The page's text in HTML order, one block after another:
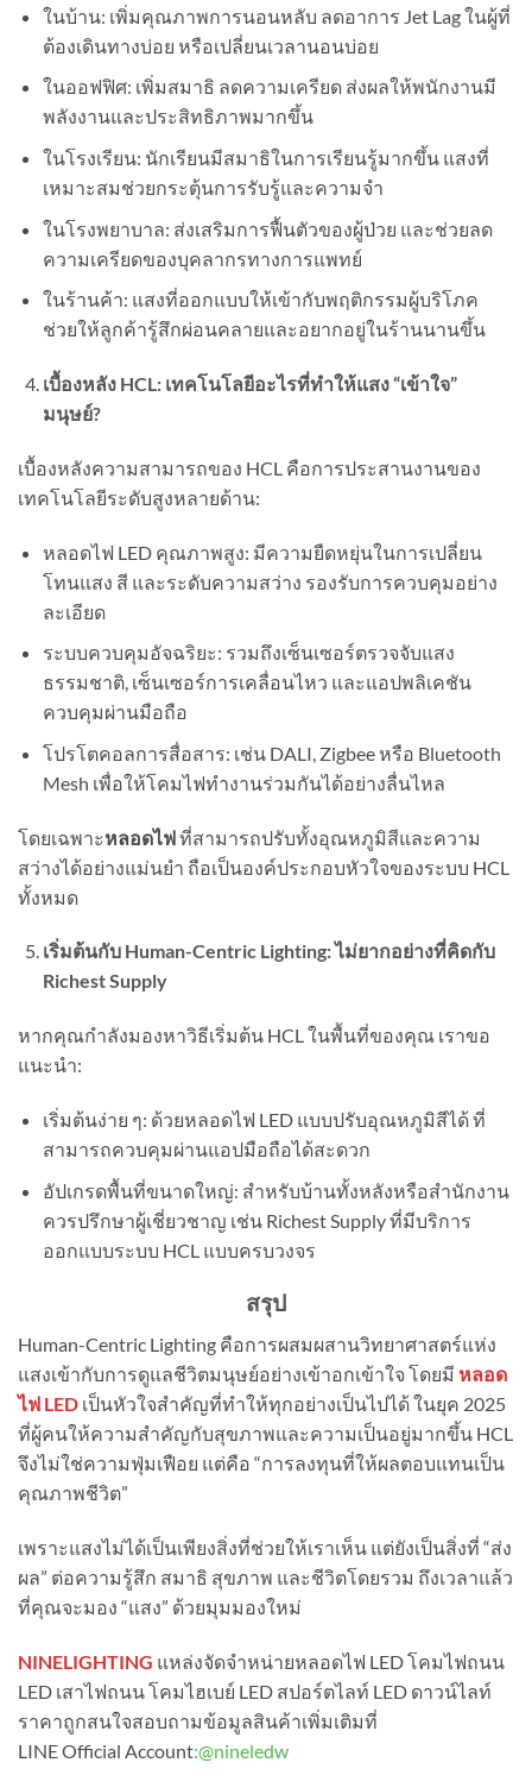
ในบ้าน: เพิ่มคุณภาพการนอนหลับ ลดอาการ Jet Lag ในผู้ที่
ต้องเดินทางบ่อย หรือเปลี่ยนเวลานอนบ่อย
ในออฟฟิศ: เพิ่มสมาธิ ลดความเครียด ส่งผลให้พนักงานมี
พลังงานและประสิทธิภาพมากขึ้น
ในโรงเรียน: นักเรียนมีสมาธิในการเรียนรู้มากขึ้น แสงที่
เหมาะสมช่วยกระตุ้นการรับรู้และความจำ
ในโรงพยาบาล: ส่งเสริมการฟื้นตัวของผู้ป่วย และช่วยลด
ความเครียดของบุคลากรทางการแพทย์
ในร้านค้า: แสงที่ออกแบบให้เข้ากับพฤติกรรมผู้บริโภค
ช่วยให้ลูกค้ารู้สึกผ่อนคลายและอยากอยู่ในร้านนานขึ้น
เบื้องหลัง HCL: เทคโนโลยีอะไรที่ทำให้แสง “เข้าใจ”
มนุษย์?
เบื้องหลังความสามารถของ HCL คือการประสานงานของ
เทคโนโลยีระดับสูงหลายด้าน:
หลอดไฟ LED คุณภาพสูง: มีความยืดหยุ่นในการเปลี่ยน
โทนแสง สี และระดับความสว่าง รองรับการควบคุมอย่าง
ละเอียด
ระบบควบคุมอัจฉริยะ: รวมถึงเซ็นเซอร์ตรวจจับแสง
ธรรมชาติ, เซ็นเซอร์การเคลื่อนไหว และแอปพลิเคชัน
ควบคุมผ่านมือถือ
โปรโตคอลการสื่อสาร: เช่น DALI, Zigbee หรือ Bluetooth
Mesh เพื่อให้โคมไฟทำงานร่วมกันได้อย่างลื่นไหล
โดยเฉพาะหลอดไฟที่สามารถปรับทั้งอุณหภูมิสีและความ
สว่างได้อย่างแม่นยำ ถือเป็นองค์ประกอบหัวใจของระบบ HCL
ทั้งหมด
เริ่มต้นกับ Human-Centric Lighting: ไม่ยากอย่างที่คิดกับ
Richest Supply
หากคุณกำลังมองหาวิธีเริ่มต้น HCL ในพื้นที่ของคุณ เราขอ
แนะนำ:
เริ่มต้นง่าย ๆ: ด้วยหลอดไฟ LED แบบปรับอุณหภูมิสีได้ ที่
สามารถควบคุมผ่านแอปมือถือได้สะดวก
อัปเกรดพื้นที่ขนาดใหญ่: สำหรับบ้านทั้งหลังหรือสำนักงาน
ควรปรึกษาผู้เชี่ยวชาญ เช่น Richest Supply ที่มีบริการ
ออกแบบระบบ HCL แบบครบวงจร
สรุป
Human-Centric Lighting คือการผสมผสานวิทยาศาสตร์แห่ง
แสงเข้ากับการดูแลชีวิตมนุษย์อย่างเข้าอกเข้าใจ โดยมี หลอด
ไฟ LED เป็นหัวใจสำคัญที่ทำให้ทุกอย่างเป็นไปได้ ในยุค 2025
ที่ผู้คนให้ความสำคัญกับสุขภาพและความเป็นอยู่มากขึ้น HCL
จึงไม่ใช่ความฟุ่มเฟือย แต่คือ “การลงทุนที่ให้ผลตอบแทนเป็น
คุณภาพชีวิต”
เพราะแสงไม่ได้เป็นเพียงสิ่งที่ช่วยให้เราเห็น แต่ยังเป็นสิ่งที่ “ส่ง
ผล” ต่อความรู้สึก สมาธิ สุขภาพ และชีวิตโดยรวม ถึงเวลาแล้ว
ที่คุณจะมอง “แสง” ด้วยมุมมองใหม่
NINELIGHTING แหล่งจัดจำหน่ายหลอดไฟ LED โคมไฟถนน
LED เสาไฟถนน โคมไฮเบย์ LED สปอร์ตไลท์ LED ดาวน์ไลท์
ราคาถูกสนใจสอบถามข้อมูลสินค้าเพิ่มเติมที่
LINE Official Account:@nineledw